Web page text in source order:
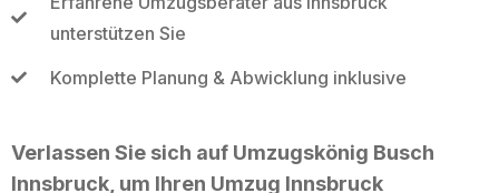
unterstützen Sie
Komplette Planung & Abwicklung inklusive
Verlassen Sie sich auf Umzugskönig Busch
Innsbruck, um Ihren Umzug Innsbruck